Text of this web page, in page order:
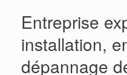
Entreprise
installation,
dépannage